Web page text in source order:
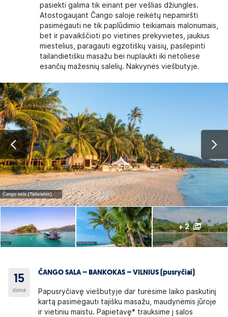
pasiekti galima tik einant per vešlias džiungles.
Atostogaujant Čango saloje reikėtų nepamiršti
pasimėgauti ne tik paplūdimio teikiamais malonumais,
bet ir pavaikščioti po vietines prekyvietes, jaukius
miestelius, paragauti egzotiškų vaisių, pasilepinti
tailandietišku masažu bei nuplaukti iki netoliese
esančių mažesnių salelių. Nakvynės viešbutyje.
+ 2
15
diena
ČANGO SALA – BANKOKAS – VILNIUS (pusryčiai)
Papusryčiavę viešbutyje dar turėsime laiko paskutinį
kartą pasimėgauti tajišku masažu, maudynėmis jūroje
ir vietiniu maistu. Papietavę* trauksime į salos